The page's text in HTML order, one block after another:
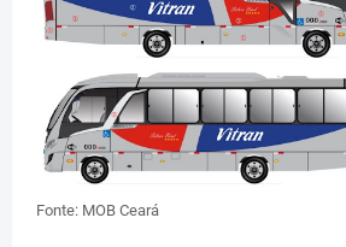
Fonte: MOB Ceará